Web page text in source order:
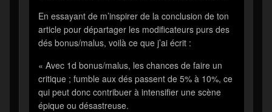
En essayant de m’inspirer de la conclusion de ton
article pour départager les modificateurs purs des
dés bonus/malus, voilà ce que j’ai écrit :
« Avec 1d bonus/malus, les chances de faire un
critique ; fumble aux dés passent de 5% à 10%, ce
qui peut donc contribuer à intensifier une scène
épique ou désastreuse.